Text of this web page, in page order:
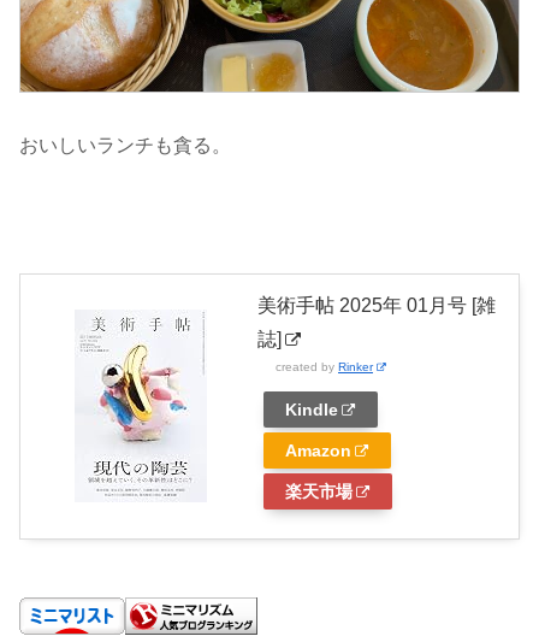
おいしいランチも貪る。
美術手帖 2025年 01月号 [雑
誌]
created by Rinker
Kindle
Amazon
楽天市場